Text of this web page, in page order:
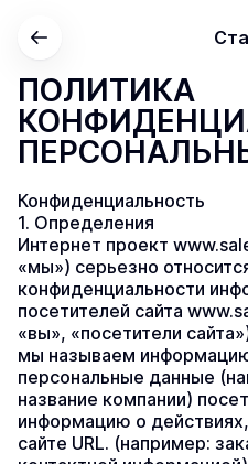
ПОЛИТИКА
Конфиденциальность
1. Определения
Интернет проект
«мы») серьезно
конфиденциальности
посетителей сайта
«вы», «посетители
мы называем
персональные данные
название компании)
информацию о
сайте URL. (например: